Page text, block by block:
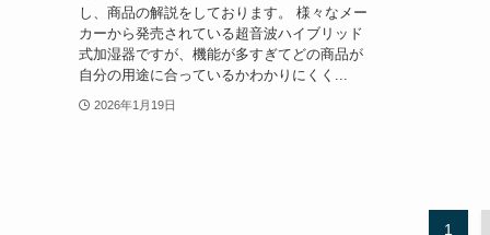
し、商品の解説をしております。 様々なメー
カーから発売されている超音波ハイブリッド
式加湿器ですが、機能が多すぎてどの商品が
自分の用途に合っているかわかりにくく...
2026年1月19日
1